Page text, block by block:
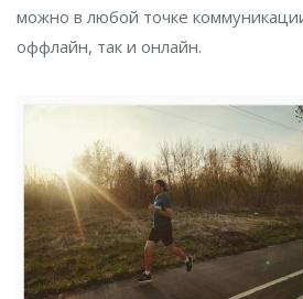
можно в любой точке
оффлайн, так и онлайн.